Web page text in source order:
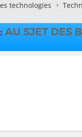
technologies
AU SJET DES